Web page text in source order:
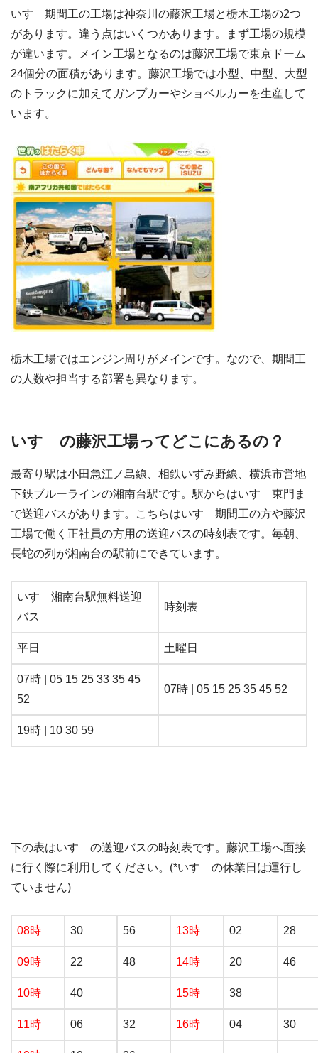
いすゞ期間工の工場は神奈川の藤沢工場と栃木工場の2つ
があります。違う点はいくつかあります。まず工場の規模
が違います。メイン工場となるのは藤沢工場で東京ドーム
24個分の面積があります。藤沢工場では小型、中型、大型
のトラックに加えてガンプカーやショベルカーを生産して
います。
栃木工場ではエンジン周りがメインです。なので、期間工
の人数や担当する部署も異なります。
いすゞの藤沢工場ってどこにあるの？
最寄り駅は小田急江ノ島線、相鉄いずみ野線、横浜市営地
下鉄ブルーラインの湘南台駅です。駅からはいすゞ東門ま
で送迎バスがあります。こちらはいすゞ期間工の方や藤沢
工場で働く正社員の方用の送迎バスの時刻表です。毎朝、
長蛇の列が湘南台の駅前にできています。
いすゞ湘南台駅無料送迎
バス
時刻表
平日 土曜日
07時 | 05 15 25 33 35 45
52
07時 | 05 15 25 35 45 52
19時 | 10 30 59
下の表はいすゞの送迎バスの時刻表です。藤沢工場へ面接
に行く際に利用してください。(*いすゞの休業日は運行し
ていません)
08時 30 56 13時 02 28
09時 22 48 14時 20 46
10時 40 15時 38
11時 06 32 16時 04 30